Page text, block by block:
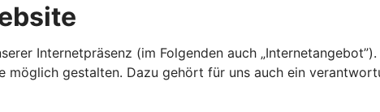
Internetpräsenz (im Folgenden auch
möglich gestalten. Dazu gehört für uns auch ein